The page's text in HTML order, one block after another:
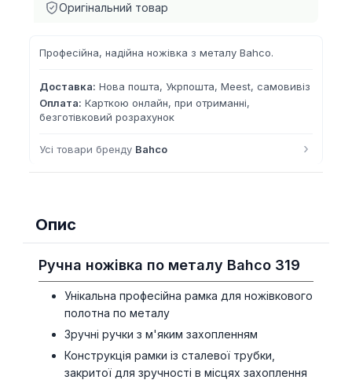
Оригінальний товар
Професійна, надійна ножівка з металу Bahco.
Доставка: Нова пошта, Укрпошта, Meest, самовивіз
Оплата: Карткою онлайн, при отриманні,
безготівковий розрахунок
Усі товари бренду Bahco ›
Опис
Ручна ножівка по металу Bahco 319
Унікальна професійна рамка для ножівкового
полотна по металу
Зручні ручки з м'яким захопленням
Конструкція рамки із сталевої трубки,
закритої для зручності в місцях захоплення